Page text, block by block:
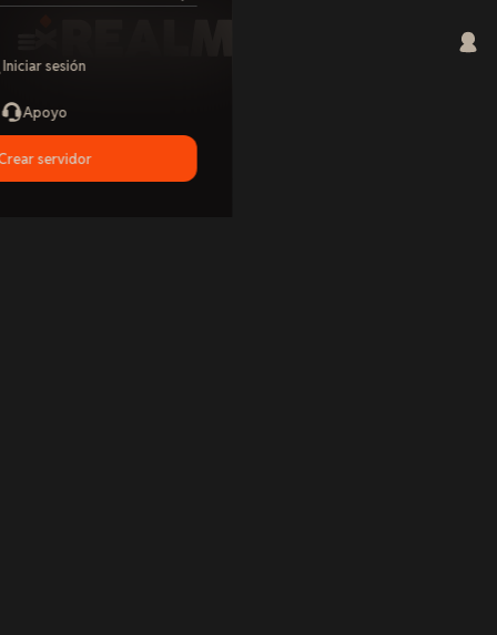
Iniciar sesión
Apoyo
servidor